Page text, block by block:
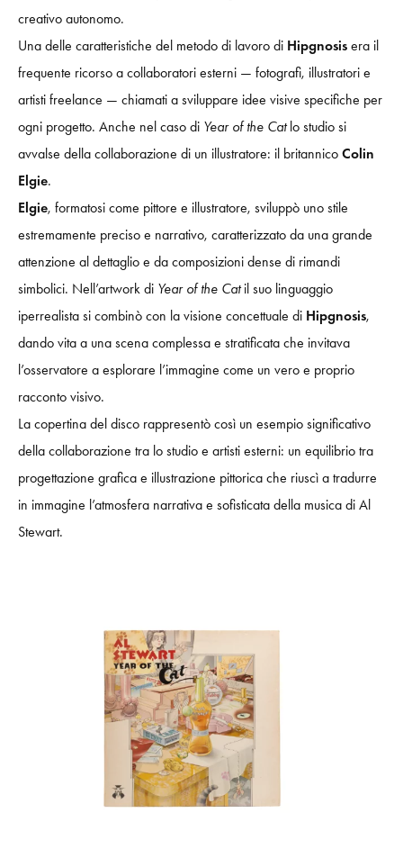
creativo autonomo.
Una delle caratteristiche del metodo di lavoro di Hipgnosis era il
frequente ricorso a collaboratori esterni — fotografi, illustratori e
artisti freelance — chiamati a sviluppare idee visive specifiche per
ogni progetto. Anche nel caso di Year of the Catlo studio si
avvalse della collaborazione di un illustratore: il britannico Colin
Elgie.
Elgie, formatosi come pittore e illustratore, sviluppò uno stile
estremamente preciso e narrativo, caratterizzato da una grande
attenzione al dettaglio e da composizioni dense di rimandi
simbolici. Nell’artwork di Year of the Catil suo linguaggio
iperrealista si combinò con la visione concettuale di Hipgnosis,
dando vita a una scena complessa e stratificata che invitava
l’osservatore a esplorare l’immagine come un vero e proprio
racconto visivo.
La copertina del disco rappresentò così un esempio significativo
della collaborazione tra lo studio e artisti esterni: un equilibrio tra
progettazione grafica e illustrazione pittorica che riuscì a tradurre
in immagine l’atmosfera narrativa e sofisticata della musica di Al
Stewart.